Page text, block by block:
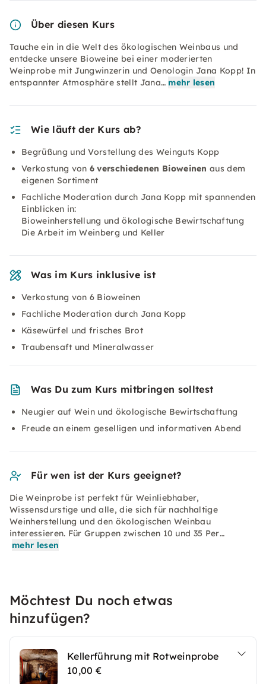
Über diesen Kurs
Tauche ein in die Welt des ökologischen Weinbaus und
entdecke unsere Bioweine bei einer moderierten
Weinprobe mit Jungwinzerin und Oenologin Jana Kopp! In
entspannter Atmosphäre stellt Jana… mehr lesen
Wie läuft der Kurs ab?
Begrüßung und Vorstellung des Weinguts Kopp
Verkostung von 6 verschiedenen Bioweinen aus dem
eigenen Sortiment
Fachliche Moderation durch Jana Kopp mit spannenden
Einblicken in:
Bioweinherstellung und ökologische Bewirtschaftung
Die Arbeit im Weinberg und Keller
Was im Kurs inklusive ist
Verkostung von 6 Bioweinen
Fachliche Moderation durch Jana Kopp
Käsewürfel und frisches Brot
Traubensaft und Mineralwasser
Was Du zum Kurs mitbringen solltest
Neugier auf Wein und ökologische Bewirtschaftung
Freude an einem geselligen und informativen Abend
Für wen ist der Kurs geeignet?
Die Weinprobe ist perfekt für Weinliebhaber,
Wissensdurstige und alle, die sich für nachhaltige
Weinherstellung und den ökologischen Weinbau
interessieren. Für Gruppen zwischen 10 und 35 Per…
mehr lesen
Möchtest Du noch etwas
hinzufügen?
Kellerführung mit Rotweinprobe
10,00 €